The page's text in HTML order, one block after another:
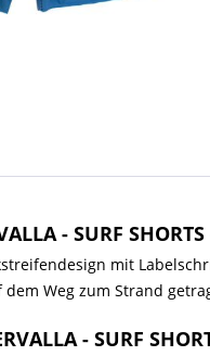
- SURF SHORTS -
mit
Weg zum Strand
- SURF